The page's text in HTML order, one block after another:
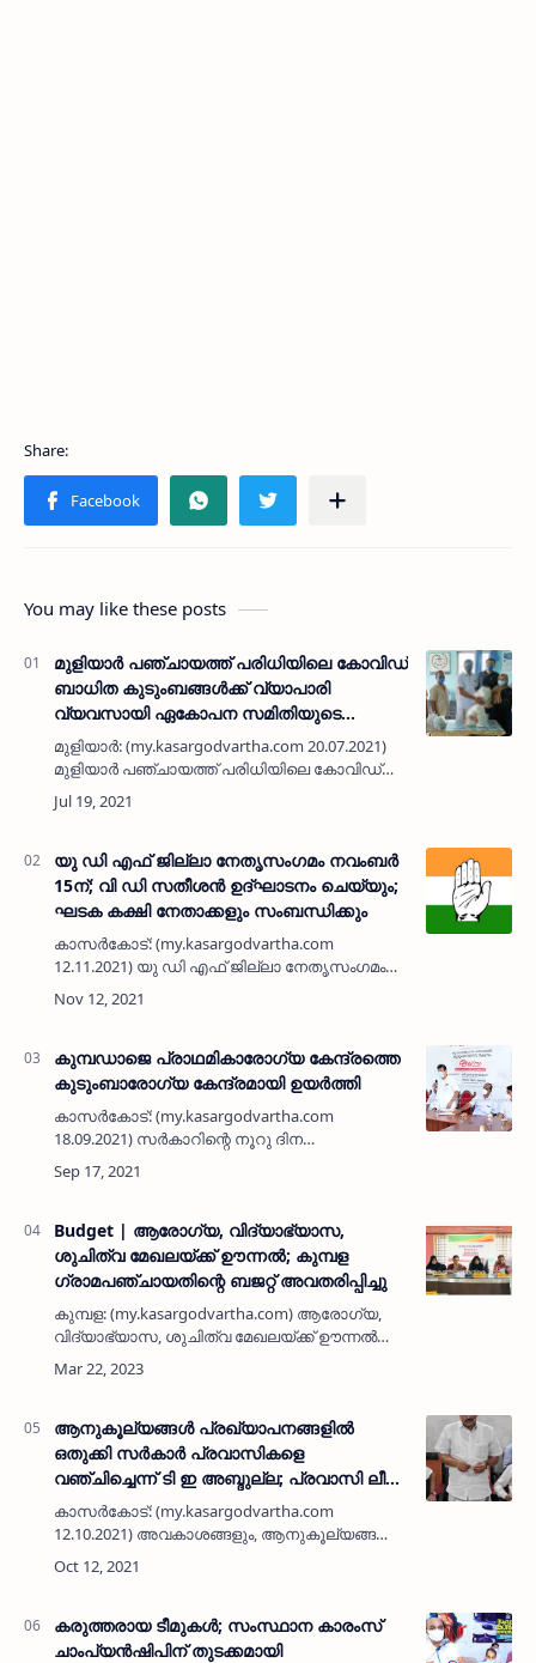
You may like these posts
മുളിയാർ പഞ്ചായത്ത് പരിധിയിലെ കോവിഡ്
ബാധിത കുടുംബങ്ങൾക്ക് വ്യാപാരി
വ്യവസായി ഏകോപന സമിതിയുടെ
സാന്ത്വനസ്പർശം
മുളിയാർ: (my.kasargodvartha.com 20.07.2021)
മുളിയാർ പഞ്ചായത്ത് പരിധിയിലെ കോവിഡ്
ബാധിച്ച് ദുരിതത്തിലായ നിർധന കുടുബങ്ങൾക്ക്
വ്യാപാരി വ്യവസായി ഏകോപനസമിതി
യു ഡി എഫ് ജില്ലാ നേതൃസംഗമം നവംബർ
15ന്; വി ഡി സതീശൻ ഉദ്‌ഘാടനം ചെയ്യും;
ഘടക കക്ഷി നേതാക്കളും സംബന്ധിക്കും
കാസർകോട്: (my.kasargodvartha.com
12.11.2021) യു ഡി എഫ് ജില്ലാ നേതൃസംഗമം
നവംബർ 15ന് രാവിലെ 10 മണിക്ക് കാസർകോട്
മുൻസിപൽ കോൻഫറൻസ് ഹാളിൽ ചേരും.
ചെയർമാനുമാ…
കുമ്പഡാജെ പ്രാഥമികാരോഗ്യ കേന്ദ്രത്തെ
കുടുംബാരോഗ്യ കേന്ദ്രമായി ഉയർത്തി
കാസർകോട്: (my.kasargodvartha.com
18.09.2021) സർകാറിന്റെ നൂറു ദിന
പരിപാടിയുടെ ഭാഗമായി കുമ്പഡാജെ
പ്രാഥമികാരോഗ്യ കേന്ദ്രത്തെ
ഓൺലൈനായി ആരോഗ്…
Budget | ആരോഗ്യ, വിദ്യാഭ്യാസ,
ശുചിത്വ മേഖലയ്ക്ക് ഊന്നല്‍; കുമ്പള
ഗ്രാമപഞ്ചായതിന്റെ ബജറ്റ് അവതരിപ്പിച്ചു
കുമ്പള: (my.kasargodvartha.com) ആരോഗ്യ,
വിദ്യാഭ്യാസ, ശുചിത്വ മേഖലയ്ക്ക് ഊന്നല്‍
നല്‍കി കുമ്പള ഗ്രാമപഞ്ചായതിന്റെ 2023-24
വാര്‍ഷിക ബജറ്റ് വൈസ് പ്രസിഡന്റ് നാസര്‍
ആനുകൂല്യങ്ങൾ പ്രഖ്യാപനങ്ങളിൽ
ഒതുക്കി സർകാർ പ്രവാസികളെ
വഞ്ചിച്ചെന്ന് ടി ഇ അബ്ദുല്ല; പ്രവാസി ലീഗ്
നേതൃയോഗം ചേർന്നു
കാസർകോട്: (my.kasargodvartha.com
12.10.2021) അവകാശങ്ങളും, ആനുകൂല്യങ്ങളും
പ്രഖ്യാപനങ്ങളിൽ ഒതുക്കി പ്രവാസി
സമൂഹത്തെ വഞ്ചിക്കുന്ന സർകാർ നിലപാട്
കരുത്തരായ ടീമുകൾ; സംസ്ഥാന കാരംസ്
ചാംപ്യൻഷിപിന് തുടക്കമായി